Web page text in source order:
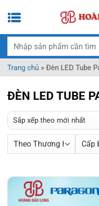
qua
dung
Tìm
Trang chủ » Đèn LED Tube
ĐÈN LED TUBE